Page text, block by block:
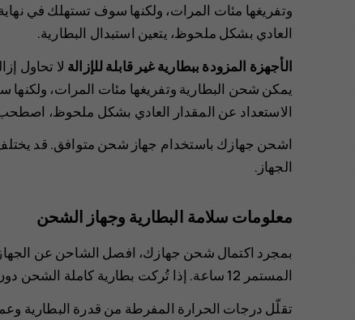
وتفريغها مئات المرات، ولكنها سوف تستهلك في
العادي بشكل ملحوظ، يتعين استبدال البطارية.
الأجهزة المزودة ببطارية غير قابلة للإزالة لا تحاول
يمكن شحن البطارية وتفريغها مئات المرات،
الاستعداد عن المقدار العادي بشكل ملحوظ،
اشحن جهازك باستخدام جهاز شحن متوافق. قد
الجهاز.
معلومات سلامة البطارية وجهاز الشحن
بمجرد اكتمال شحن جهازك، افصل الشاحن عن
المستمر 12 ساعة. إذا تُركت بطارية كاملة الشحن دون استخدامها، فستفقد شحنتها تلقائيًا بمرور الوقت.